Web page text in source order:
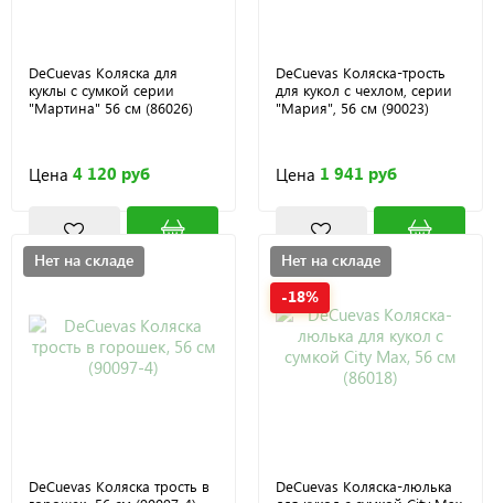
DeCuevas Коляска для
куклы с сумкой серии
"Мартина" 56 см (86026)
Цена 4 120 руб
DeCuevas Коляска-трость
для кукол с чехлом, серии
"Мария", 56 см (90023)
Цена 1 941 руб
Нет на складе
DeCuevas Коляска трость в
Нет на складе
-18%
DeCuevas Коляска-люлька